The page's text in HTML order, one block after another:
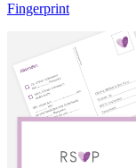
Fingerprint